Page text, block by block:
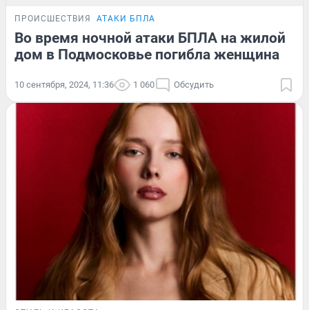
ПРОИСШЕСТВИЯ АТАКИ БПЛА
Во время ночной атаки БПЛА на жилой
дом в Подмосковье погибла женщина
10 сентября, 2024, 11:36 1 060 Обсудить